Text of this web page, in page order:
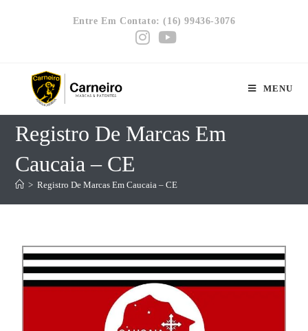
Entre Em Contato: (16) 99436-3076
MENU
Registro De Marcas Em
Caucaia – CE
> Registro De Marcas Em Caucaia – CE